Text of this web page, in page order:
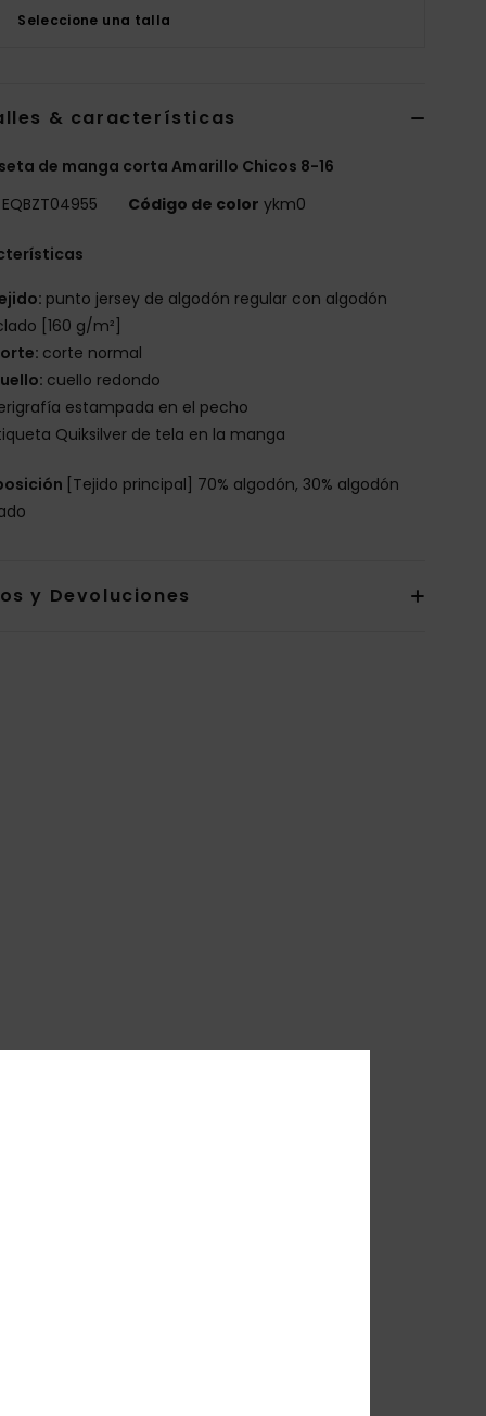
Seleccione una talla
& características
de manga corta Amarillo Chicos 8-16
EQBZT04955 Código de color ykm0
punto jersey de algodón regular con algodón
[160 g/m²]
corte normal
cuello redondo
estampada en el pecho
Quiksilver de tela en la manga
[Tejido principal] 70% algodón, 30% algodón
y Devoluciones